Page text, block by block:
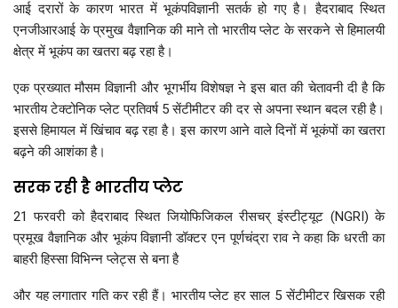
आई दरारों के कारण भारत में भूकंपविज्ञानी सतर्क हो गए है। हैदराबाद स्थित
एनजीआरआई के प्रमुख वैज्ञानिक की माने तो भारतीय प्लेट के सरकने से हिमालयी
क्षेत्र में भूकंप का खतरा बढ़ रहा है।
एक प्रख्यात मौसम विज्ञानी और भूगर्भीय विशेषज्ञ ने इस बात की चेतावनी दी है कि
भारतीय टेक्टोनिक प्लेट प्रतिवर्ष 5 सेंटीमीटर की दर से अपना स्थान बदल रही है।
इससे हिमायल में खिंचाव बढ़ रहा है। इस कारण आने वाले दिनों में भूकंपों का खतरा
बढ़ने की आशंका है।
सरक रही है भारतीय प्लेट
21 फरवरी को हैदराबाद स्थित जियोफिजिकल रीसचर् इंस्टीट्यूट (NGRI) के
प्रमूख वैज्ञानिक और भूकंप विज्ञानी डॉक्टर एन पूर्णचंद्रा राव ने कहा कि धरती का
बाहरी हिस्सा विभिन्न प्लेट्स से बना है
और यह लगातार गति कर रही हैं। भारतीय प्लेट हर साल 5 सेंटीमीटर खिसक रही